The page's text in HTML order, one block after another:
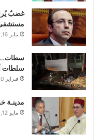
غضبٌ
يناير 16, 2019
سلطات
فبراير 10, 2019
مدينـة
مايو 12, 2019